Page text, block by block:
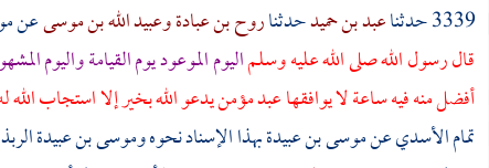
3339 حدثنا
عبد بن حميدحدثناروح بن عبادةوعبيد الله بن موسىعن
قال رسول الله صلى الله عليه وسلماليوم الموعود يوم القيامة واليوم
أفضل منه فيه ساعة لا يوافقها عبد مؤمن يدعو الله بخير إلا استجاب الله
تمام الأسديعنموسى بن عبيدةبهذا الإسناد نحوهوموسى بن عبيدة